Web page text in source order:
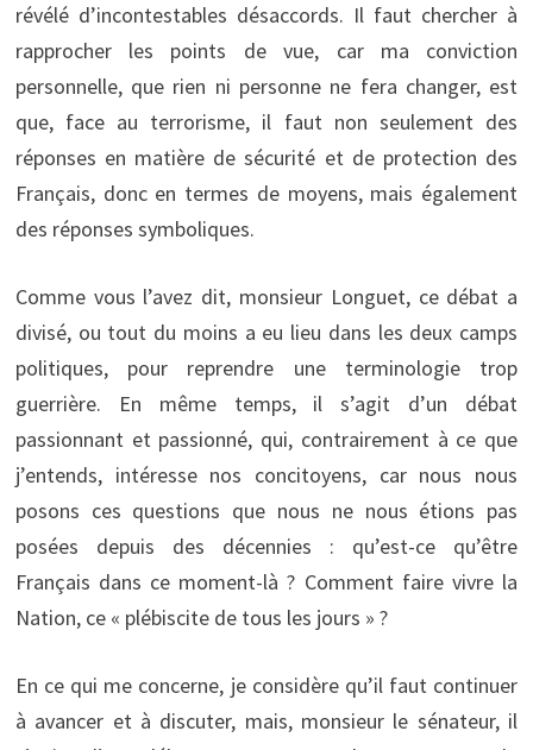
révélé d’incontestables désaccords. Il faut chercher à
rapprocher les points de vue, car ma conviction
personnelle, que rien ni personne ne fera changer, est
que, face au terrorisme, il faut non seulement des
réponses en matière de sécurité et de protection des
Français, donc en termes de moyens, mais également
des réponses symboliques.
Comme vous l’avez dit, monsieur Longuet, ce débat a
divisé, ou tout du moins a eu lieu dans les deux camps
politiques, pour reprendre une terminologie trop
guerrière. En même temps, il s’agit d’un débat
passionnant et passionné, qui, contrairement à ce que
j’entends, intéresse nos concitoyens, car nous nous
posons ces questions que nous ne nous étions pas
posées depuis des décennies : qu’est-ce qu’être
Français dans ce moment-là ? Comment faire vivre la
Nation, ce « plébiscite de tous les jours » ?
En ce qui me concerne, je considère qu’il faut continuer
à avancer et à discuter, mais, monsieur le sénateur, il